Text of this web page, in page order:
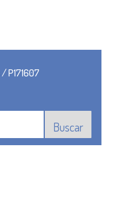
/ P171607
Buscar